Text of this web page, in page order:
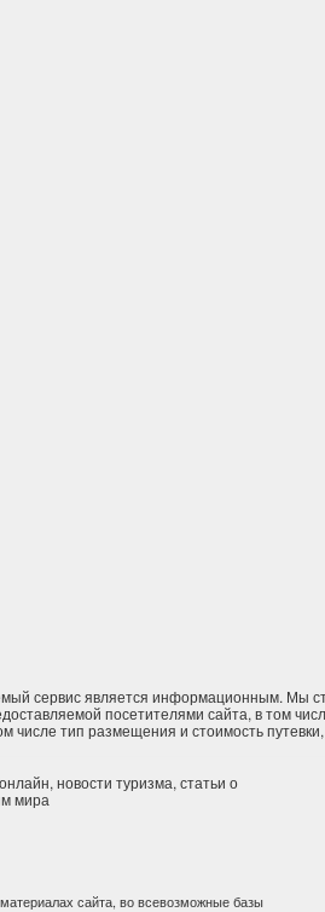
сервис является информационным. Мы
посетителями сайта, в том
числе тип размещения и стоимость
новости туризма, статьи о
мира
сайта, во всевозможные базы